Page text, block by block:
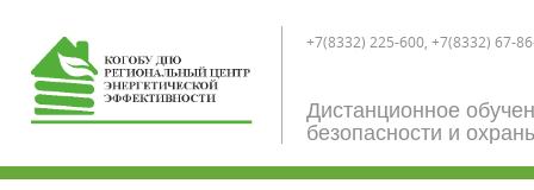
+7(8332) 225-600, +7(8332) 67-
Дистанционное
безопасности и